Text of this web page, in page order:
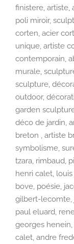
finistere, artiste,
poli miroir,
corten, acier
unique, artiste
contemporain,
murale,
sculpture,
outdoor,
garden
déco de jardin,
breton , artiste
symbolisme,
tzara, rimbaud,
henri calet,
bove, poésie,
gilbert-lecomte,
paul eluard,
georges
calet, andre